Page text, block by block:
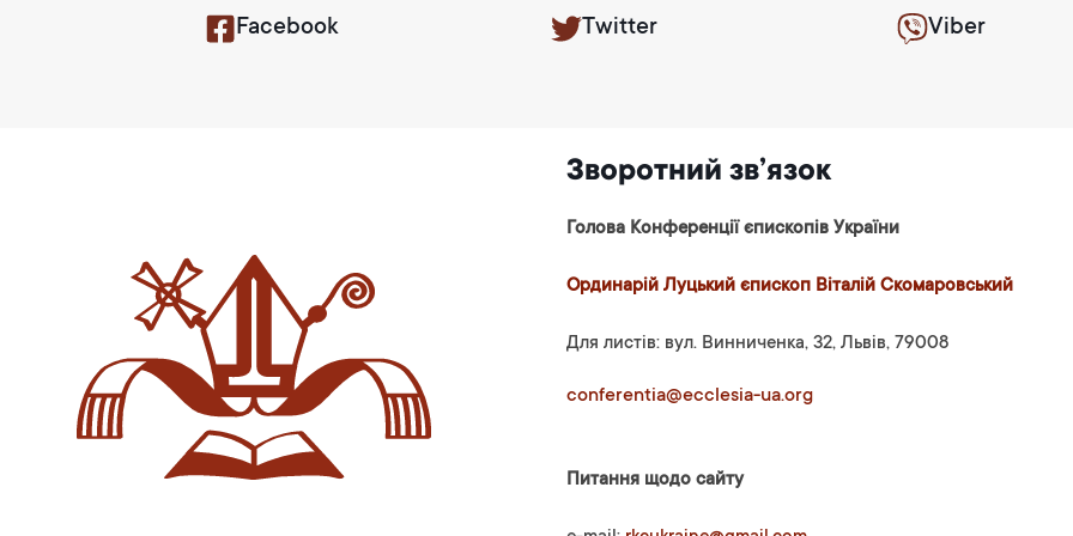
Facebook Twitter Viber
Зворотний зв’язок
Голова Конференції єпископів України
Ординарій Луцький єпископ Віталій Скомаровський
Для листів: вул. Винниченка, 32, Львів, 79008
conferentia@ecclesia-ua.org
Питання щодо сайту